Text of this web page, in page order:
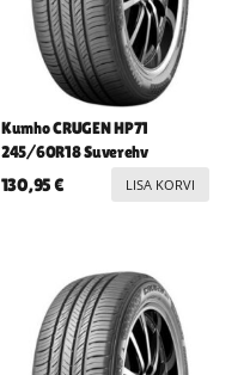
Kumho CRUGEN HP71
245/60R18 Suverehv
130,95€ LISA KORVI